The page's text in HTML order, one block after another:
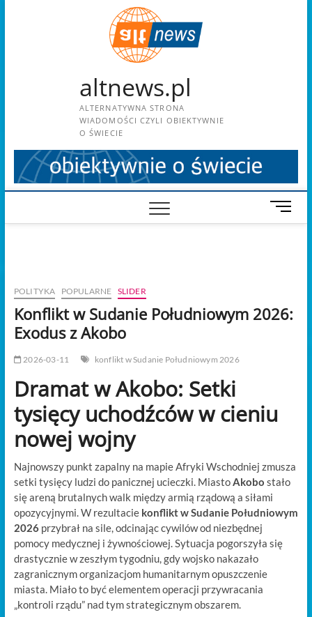
altnews.pl
ALTERNATYWNA STRONA
WIADOMOŚCI CZYLI OBIEKTYWNIE
O ŚWIECIE
M
e
t
POLITYKA POPULARNE SLIDER
Konflikt w Sudanie Południowym 2026:
Exodus z Akobo
2026-03-11 konflikt w Sudanie Południowym 2026
Dramat w Akobo: Setki
tysięcy uchodźców w cieniu
nowej wojny
Najnowszy punkt zapalny na mapie Afryki Wschodniej zmusza
setki tysięcy ludzi do panicznej ucieczki. MiastoAkobo stało
się areną brutalnych walk między armią rządową a siłami
opozycyjnymi. W rezultacie konflikt w Sudanie Południowym
2026przybrał na sile, odcinając cywilów od niezbędnej
pomocy medycznej i żywnościowej. Sytuacja pogorszyła się
drastycznie w zeszłym tygodniu, gdy wojsko nakazało
zagranicznym organizacjom humanitarnym opuszczenie
miasta. Miało to być elementem operacji przywracania
„kontroli rządu” nad tym strategicznym obszarem.